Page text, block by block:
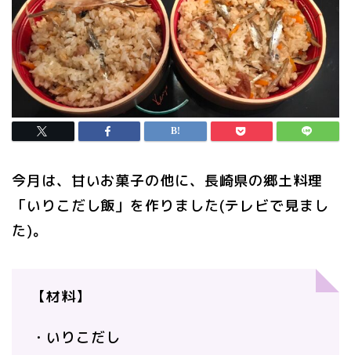
今月は、甘いお菓子の他に、長崎県の郷土料理
「いりこだし飯」を作りました(テレビで見まし
た)。
【材料】
・いりこだし